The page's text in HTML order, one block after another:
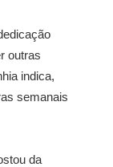
outras
indica,
semanais
da